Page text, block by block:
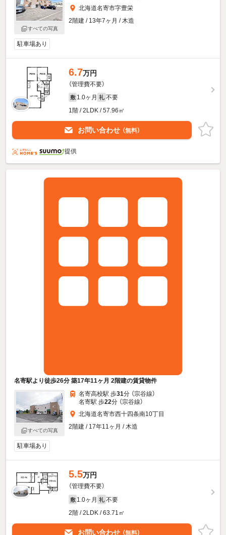
すべての写真
北海道名寄市字豊栄
2階建 / 13年7ヶ月 / 木造
駐車場あり
6.7万円
（管理費不要）
敷 1.0ヶ月 礼 不要
1階 / 2LDK / 57.96㎡
お問い合わせ （無料）
提供
名寄駅より徒歩26分 築17年11ヶ月 2階建の賃貸物件
すべての写真
名寄高校駅 歩31分 （宗谷線）
名寄駅 歩22分 （宗谷線）
北海道名寄市西十四条南10丁目
2階建 / 17年11ヶ月 / 木造
駐車場あり
5.5万円
（管理費不要）
敷 1.0ヶ月 礼 不要
2階 / 2LDK / 63.71㎡
お問い合わせ （無料）